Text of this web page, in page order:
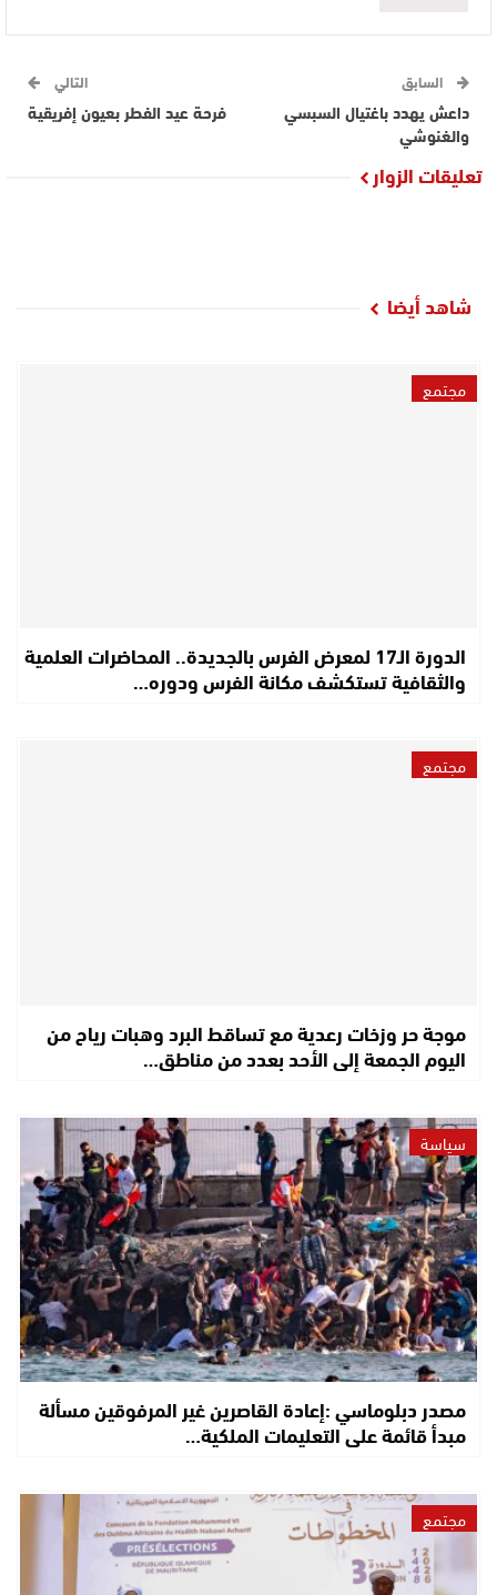
السابق
داعش يهدد باغتيال السبسي
والغنوشي
التالي
فرحة عيد الفطر بعيون إفريقية
تعليقات الزوار
شاهد أيضا
مجتمع
الدورة الـ17 لمعرض الفرس بالجديدة.. المحاضرات العلمية
والثقافية تستكشف مكانة الفرس ودوره…
مجتمع
موجة حر وزخات رعدية مع تساقط البرد وهبات رياح من
اليوم الجمعة إلى الأحد بعدد من مناطق…
سياسة
مصدر دبلوماسي :إعادة القاصرين غير المرفوقين مسألة
مبدأ قائمة على التعليمات الملكية…
مجتمع